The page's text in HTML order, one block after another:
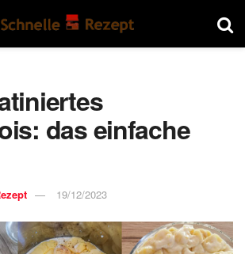
das einfache
19/12/2023